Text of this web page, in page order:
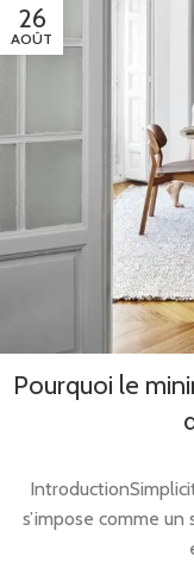
26
AOÛT
Pourquoi le
s’impose comme